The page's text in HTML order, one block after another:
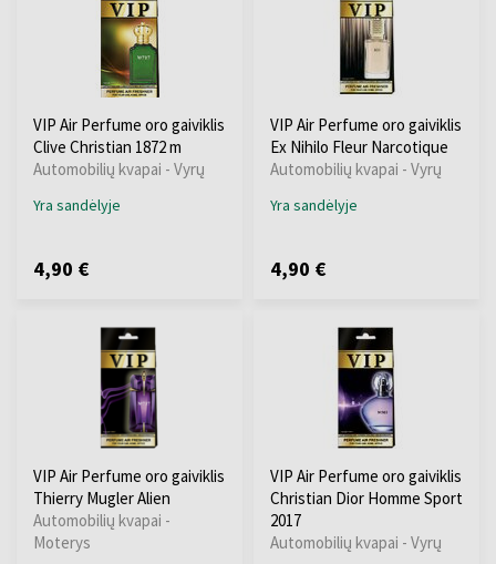
VIP Air Perfume oro gaiviklis
Clive Christian 1872 m
Automobilių kvapai - Vyrų
Yra sandėlyje
4,90 €
VIP Air Perfume oro gaiviklis
Ex Nihilo Fleur Narcotique
Automobilių kvapai - Vyrų
Yra sandėlyje
4,90 €
VIP Air Perfume oro gaiviklis
Thierry Mugler Alien
Automobilių kvapai -
Moterys
VIP Air Perfume oro gaiviklis
Christian Dior Homme Sport
2017
Automobilių kvapai - Vyrų